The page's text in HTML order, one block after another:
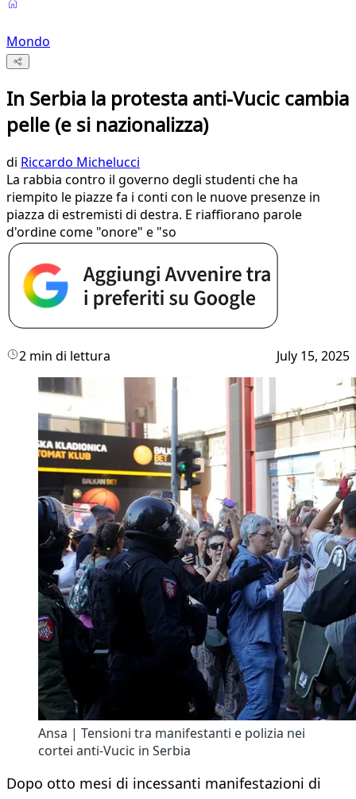
Mondo
In Serbia la protesta anti-Vucic cambia
pelle (e si nazionalizza)
di Riccardo Michelucci
La rabbia contro il governo degli studenti che ha
riempito le piazze fa i conti con le nuove presenze in
piazza di estremisti di destra. E riaffiorano parole
d'ordine come "onore" e "so
2 min di lettura July 15, 2025
Ansa | Tensioni tra manifestanti e polizia nei
cortei anti-Vucic in Serbia
Dopo otto mesi di incessanti manifestazioni di